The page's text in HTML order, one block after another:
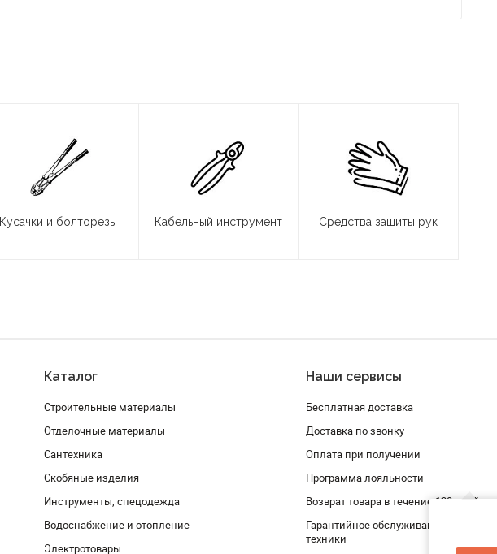
Кусачки и болторезы Кабельный инструмент Средства защиты рук
Каталог
Строительные материалы
Отделочные материалы
Сантехника
Скобяные изделия
Инструменты, спецодежда
Водоснабжение и отопление
Электротовары
Наши сервисы
Бесплатная доставка
Доставка по звонку
Оплата при получении
Программа лояльности
Возврат товара в течение 120 дней
Гарантийное обслуживание и проверка
техники